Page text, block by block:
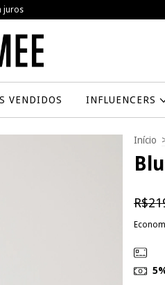
de R$799,00
VENDIDOS INFLUENCERS
Início